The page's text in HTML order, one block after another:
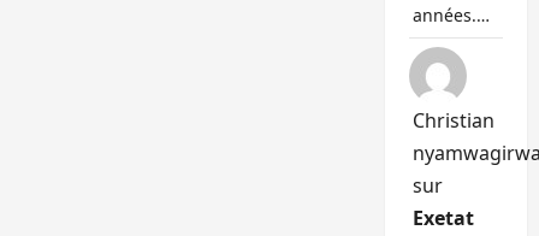
années.…
Christian
sur
Exetat